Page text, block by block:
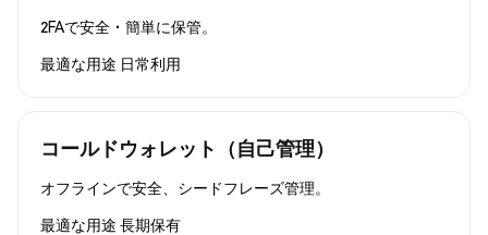
2FAで安全・簡単に保管。
最適な用途 日常利用
コールドウォレット（自己管理）
オフラインで安全、シードフレーズ管理。
最適な用途 長期保有